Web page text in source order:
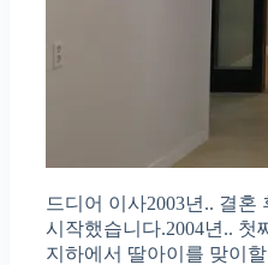
드디어 이사2003년.. 결혼
시작했습니다.2004년.. 첫
지하에서 딸아이를 맞이